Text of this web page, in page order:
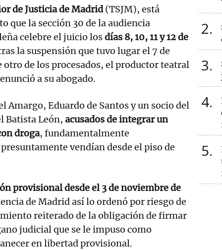
de Justicia de Madrid(TSJM), está
que la sección 30 de la audiencia
celebre el juicio losdías 8, 10, 11 y 12 de
la suspensión que tuvo lugar el 7 de
otro de los procesados, el productor teatral
a su abogado.
Amargo, Eduardo de Santos y un socio del
Batista León, acusados de integrar un
droga, fundamentalmente
vendían desde el piso de
provisional desde el 3 de noviembre de
de Madrid así lo ordenó por riesgo de
reiterado de la obligación de firmar
judicial que se le impuso como
en libertad provisional.
2
3
4
5